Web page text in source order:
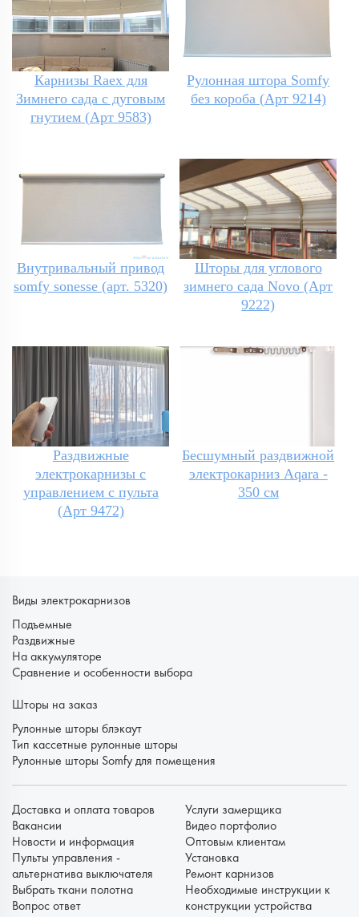
Карнизы Raex для
Зимнего сада с дуговым
гнутием (Арт 9583)
Рулонная штора Somfy
без короба (Арт 9214)
Внутривальный привод
somfy sonesse (арт. 5320)
Шторы для углового
зимнего сада Novo (Арт
9222)
Раздвижные
электрокарнизы с
управлением с пульта
(Арт 9472)
Бесшумный раздвижной
электрокарниз Aqara -
350 см
Виды электрокарнизов
Подъемные
Раздвижные
На аккумуляторе
Сравнение и особенности выбора
Шторы на заказ
Рулонные шторы блэкаут
Тип кассетные рулонные шторы
Рулонные шторы Somfy для помещения
Доставка и оплата товаров
Вакансии
Новости и информация
Пульты управления -
альтернатива выключателя
Выбрать ткани полотна
Вопрос ответ
Услуги замерщика
Видео портфолио
Оптовым клиентам
Установка
Ремонт карнизов
Необходимые инструкции к
конструкции устройства